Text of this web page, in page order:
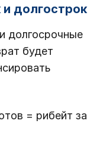
долгострок
долгосрочные
будет
= рибейт за